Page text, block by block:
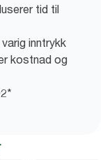
tid til
inntrykk
kostnad og